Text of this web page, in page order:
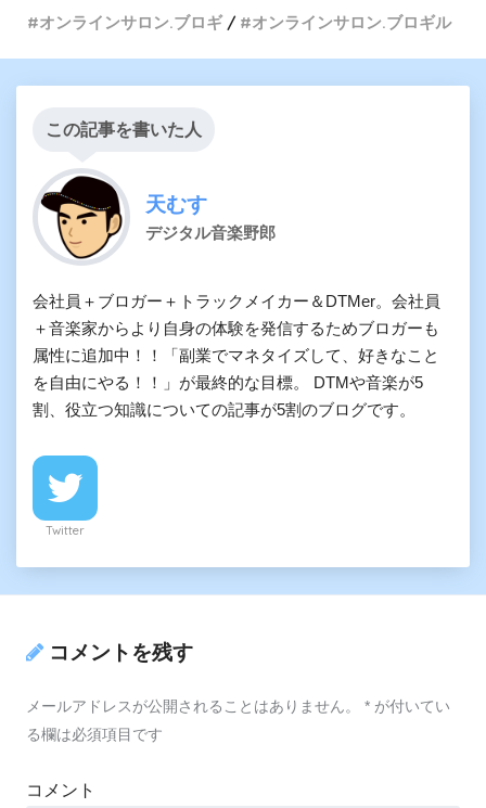
オンラインサロン.ブロギ
オンラインサロン.ブロギル
この記事を書いた人
天むす
デジタル音楽野郎
会社員＋ブロガー＋トラックメイカー＆DTMer。会社員
＋音楽家からより自身の体験を発信するためブロガーも
属性に追加中！！「副業でマネタイズして、好きなこと
を自由にやる！！」が最終的な目標。 DTMや音楽が5
割、役立つ知識についての記事が5割のブログです。
Twitter
コメントを残す
メールアドレスが公開されることはありません。 * が付いてい
る欄は必須項目です
コメント